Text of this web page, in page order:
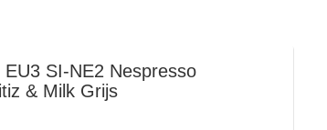
EU3 SI-NE2 Nespresso
& Milk Grijs